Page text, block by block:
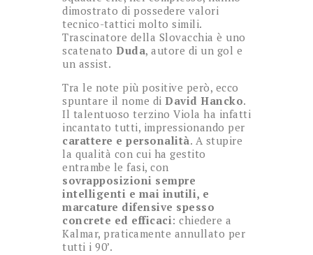
dimostrato di possedere valori
tecnico-tattici molto simili.
Trascinatore della Slovacchia è uno
scatenato Duda, autore di un gol e
un assist.
Tra le note più positive però, ecco
spuntare il nome di David Hancko.
Il talentuoso terzino Viola ha infatti
incantato tutti, impressionando per
carattere e personalità. A stupire
la qualità con cui ha gestito
entrambe le fasi, con
sovrapposizioni sempre
intelligenti e mai inutili, e
marcature difensive spesso
concrete ed efficaci: chiedere a
Kalmar, praticamente annullato per
tutti i 90’.